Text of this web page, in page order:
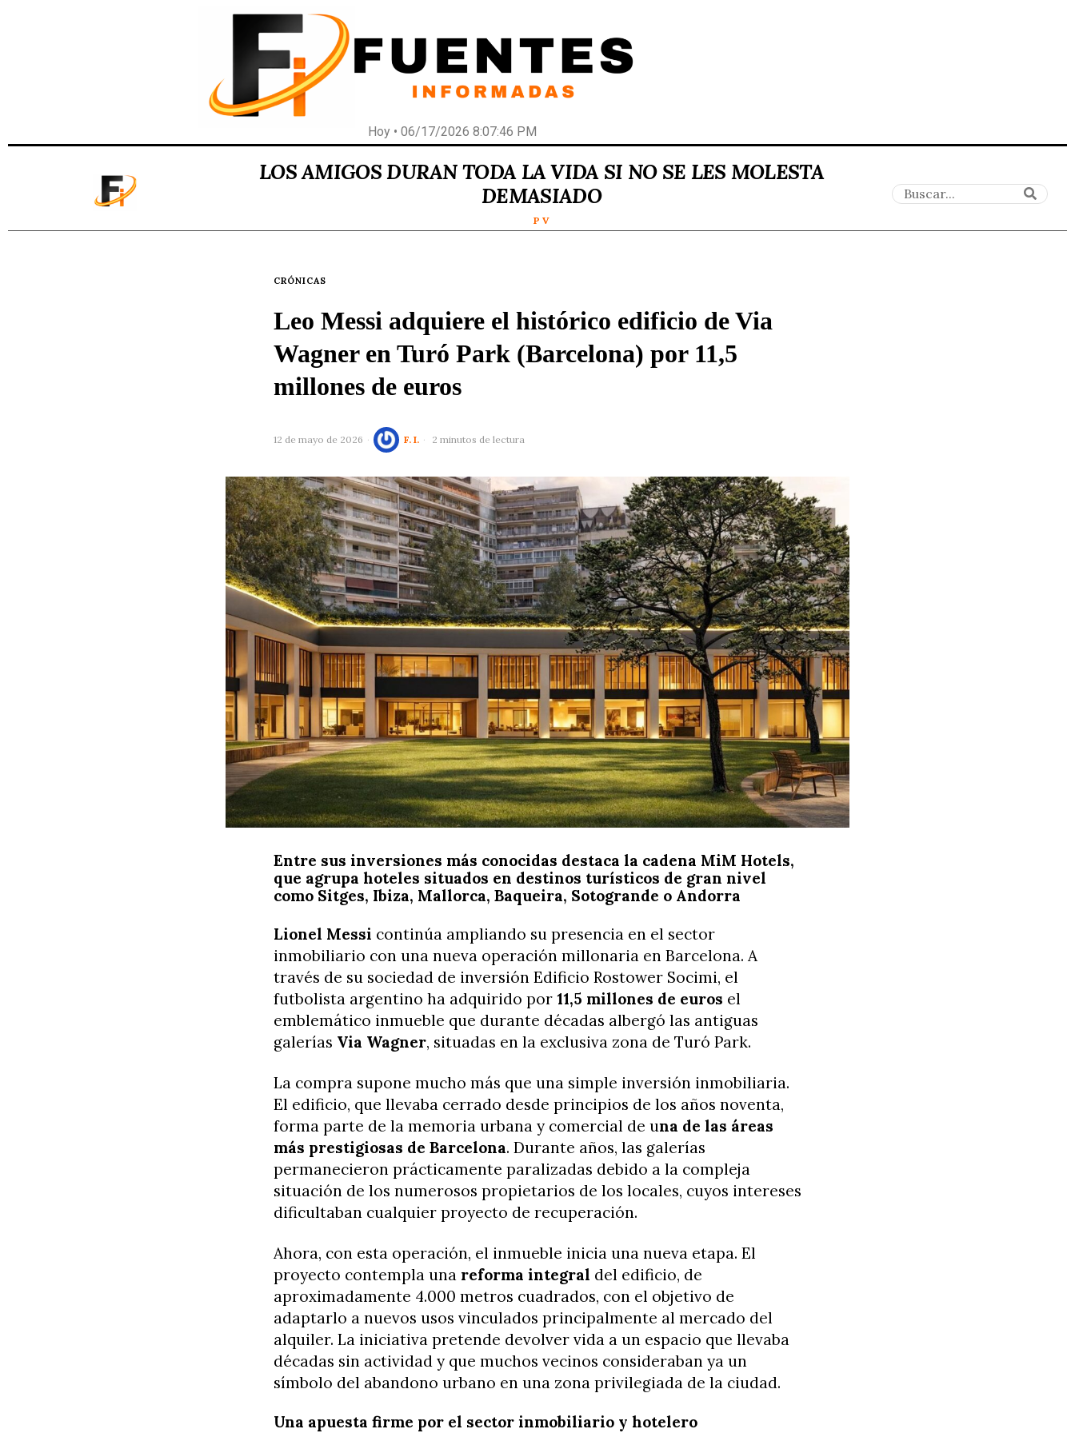
Hoy • 06/17/2026 8:07:46 PM
LOS AMIGOS DURAN TODA LA VIDA SI NO SE LES MOLESTA
DEMASIADO
P V
CRÓNICAS
Leo Messi adquiere el histórico edificio de Via
Wagner en Turó Park (Barcelona) por 11,5
millones de euros
12 de mayo de 2026 F. I. 2 minutos de lectura
Entre sus inversiones más conocidas destaca la cadena MiM Hotels,
que agrupa hoteles situados en destinos turísticos de gran nivel
como Sitges, Ibiza, Mallorca, Baqueira, Sotogrande o Andorra
Lionel Messi continúa ampliando su presencia en el sector
inmobiliario con una nueva operación millonaria en Barcelona. A
través de su sociedad de inversión Edificio Rostower Socimi, el
futbolista argentino ha adquirido por 11,5 millones de euros el
emblemático inmueble que durante décadas albergó las antiguas
galerías Via Wagner, situadas en la exclusiva zona de Turó Park.
La compra supone mucho más que una simple inversión inmobiliaria.
El edificio, que llevaba cerrado desde principios de los años noventa,
forma parte de la memoria urbana y comercial de una de las áreas
más prestigiosas de Barcelona. Durante años, las galerías
permanecieron prácticamente paralizadas debido a la compleja
situación de los numerosos propietarios de los locales, cuyos intereses
dificultaban cualquier proyecto de recuperación.
Ahora, con esta operación, el inmueble inicia una nueva etapa. El
proyecto contempla una reforma integral del edificio, de
aproximadamente 4.000 metros cuadrados, con el objetivo de
adaptarlo a nuevos usos vinculados principalmente al mercado del
alquiler. La iniciativa pretende devolver vida a un espacio que llevaba
décadas sin actividad y que muchos vecinos consideraban ya un
símbolo del abandono urbano en una zona privilegiada de la ciudad.
Una apuesta firme por el sector inmobiliario y hotelero